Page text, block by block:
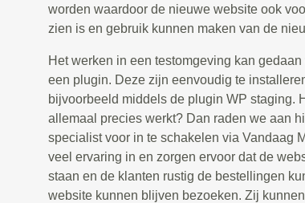
worden waardoor de nieuwe website ook
zien is en gebruik kunnen maken van de
Het werken in een testomgeving kan
een plugin. Deze zijn eenvoudig te
bijvoorbeeld middels de plugin WP staging.
allemaal precies werkt? Dan raden we aan
specialist voor in te schakelen via Vandaag
veel ervaring in en zorgen ervoor dat de
staan en de klanten rustig de bestellingen
website kunnen blijven bezoeken. Zij